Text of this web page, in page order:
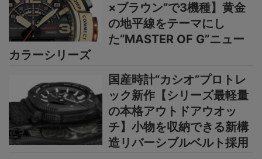
×ブラウン”で3機種】黄金
の地平線をテーマにし
た“MASTER OF G”ニュー
カラーシリーズ
国産時計“カシオ”プロトレ
ック新作【シリーズ最軽量
の本格アウトドアウオッ
チ】小物を収納できる新構
造リバーシブルベルト採用